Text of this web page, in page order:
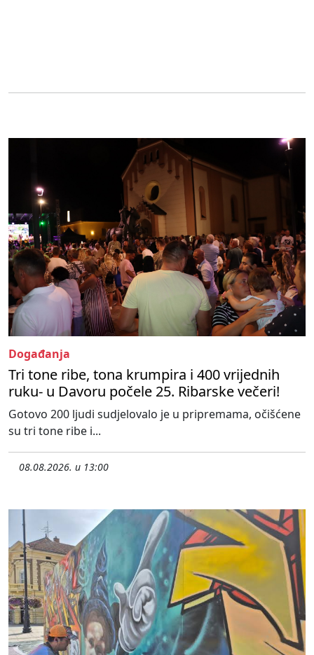
Događanja
Tri tone ribe, tona krumpira i 400 vrijednih
ruku- u Davoru počele 25. Ribarske večeri!
Gotovo 200 ljudi sudjelovalo je u pripremama, očišćene
su tri tone ribe i...
08.08.2026. u 13:00